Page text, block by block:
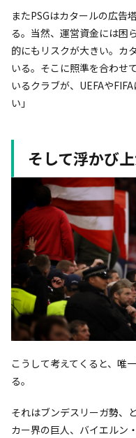
またPSGはカタールの広告
る。当然、運営資金には困
的にもリスクが大きい。カ
いる。そこに照準を合わせ
いるクラブが、UEFAや
い」
そして浮かび
こうして考えてくると、唯
る。
それはブンデスリーガ勢、
カー界の巨人、バイエルン